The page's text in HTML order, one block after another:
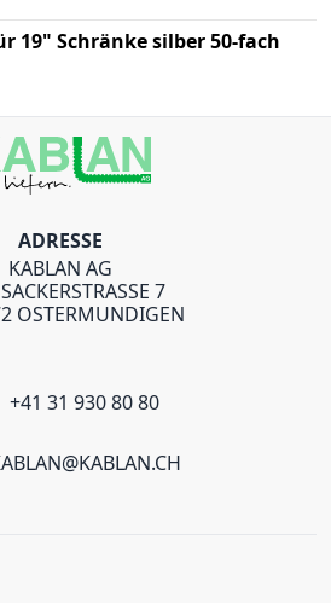
19" Schränke silber 50-fach
ADRESSE
KABLAN AG
7
OSTERMUNDIGEN
+41 31 930 80 80